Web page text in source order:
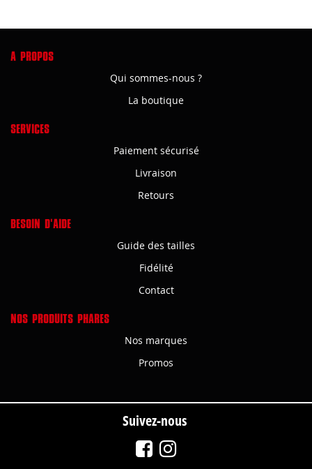
A PROPOS
Qui sommes-nous ?
La boutique
SERVICES
Paiement sécurisé
Livraison
Retours
BESOIN D'AIDE
Guide des tailles
Fidélité
Contact
NOS PRODUITS PHARES
Nos marques
Promos
Suivez-nous